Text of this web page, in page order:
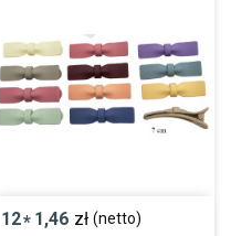
12* 1,46 zł (netto)